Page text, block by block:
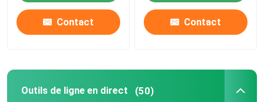
Contact Contact
Outils de ligne en direct (50)